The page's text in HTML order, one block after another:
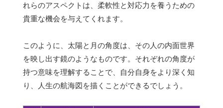
れらのアスペクトは、柔軟性と対応力を養うための
貴重な機会を与えてくれます。
このように、太陽と月の角度は、その人の内面世界
を映し出す鏡のようなものです。それぞれの角度が
持つ意味を理解することで、自分自身をより深く知
り、人生の航海図を描くことができるでしょう。